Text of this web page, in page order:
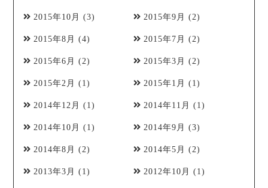
2015年10月 (3) 2015年9月 (2)
2015年8月 (4) 2015年7月 (2)
2015年6月 (2) 2015年3月 (2)
2015年2月 (1) 2015年1月 (1)
2014年12月 (1) 2014年11月 (1)
2014年10月 (1) 2014年9月 (3)
2014年8月 (2) 2014年5月 (2)
2013年3月 (1) 2012年10月 (1)